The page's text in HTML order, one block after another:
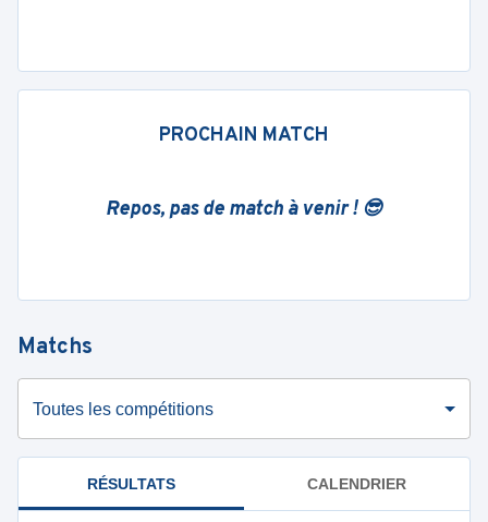
PROCHAIN MATCH
Repos, pas de match à venir ! 😎
Matchs
Toutes les compétitions
RÉSULTATS CALENDRIER